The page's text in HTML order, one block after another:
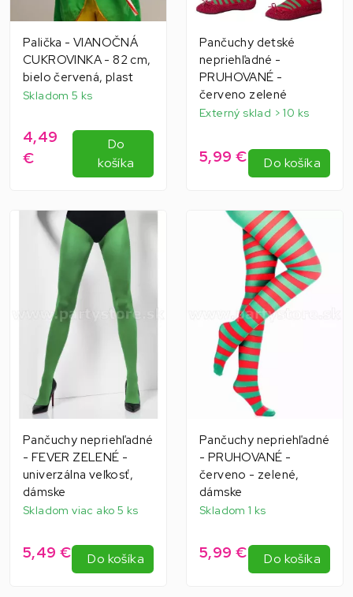
Palička - VIANOČNÁ
CUKROVINKA - 82 cm,
bielo červená, plast
Skladom 5 ks
4,49
€
Do
košíka
Pančuchy detské
nepriehľadné -
PRUHOVANÉ -
červeno zelené
Externý sklad > 10 ks
5,99 € Do košíka
Pančuchy nepriehľadné
- FEVER ZELENÉ -
univerzálna veľkosť,
dámske
Skladom viac ako 5 ks
5,49 € Do košíka
Pančuchy nepriehľadné
- PRUHOVANÉ -
červeno - zelené,
dámske
Skladom 1 ks
5,99 € Do košíka